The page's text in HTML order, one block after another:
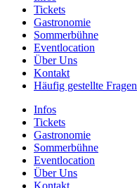
Tickets
Gastronomie
Sommerbühne
Eventlocation
Über Uns
Kontakt
Häufig gestellte Fragen
Infos
Tickets
Gastronomie
Sommerbühne
Eventlocation
Über Uns
Kontakt